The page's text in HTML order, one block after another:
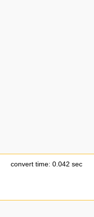
convert time: 0.042 sec